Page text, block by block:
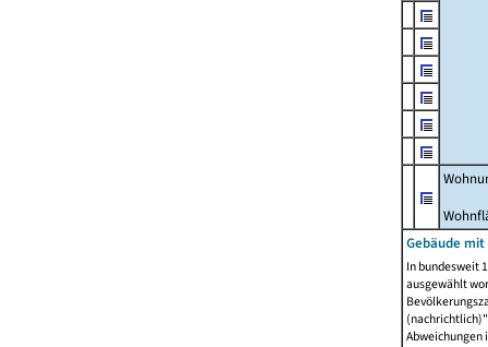
Gebäude
In bundesweit
ausgewählt
Abweichungen